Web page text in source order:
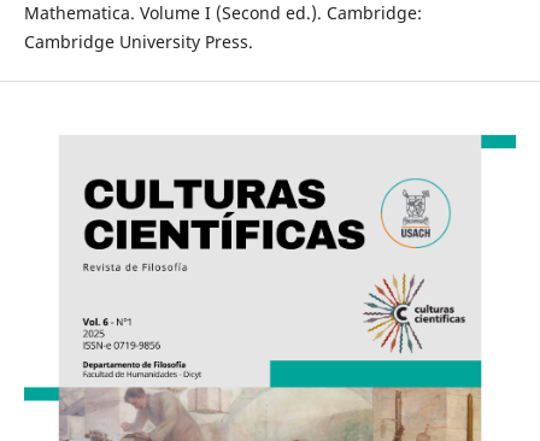
Mathematica. Volume I (Second ed.). Cambridge:
Cambridge University Press.